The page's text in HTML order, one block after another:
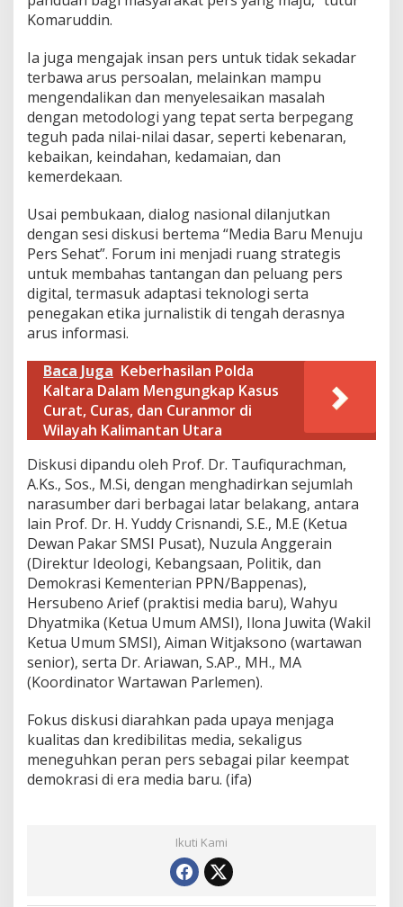
Komaruddin.
Ia juga mengajak insan pers untuk tidak sekadar
terbawa arus persoalan, melainkan mampu
mengendalikan dan menyelesaikan masalah
dengan metodologi yang tepat serta berpegang
teguh pada nilai-nilai dasar, seperti kebenaran,
kebaikan, keindahan, kedamaian, dan
kemerdekaan.
Usai pembukaan, dialog nasional dilanjutkan
dengan sesi diskusi bertema “Media Baru Menuju
Pers Sehat”. Forum ini menjadi ruang strategis
untuk membahas tantangan dan peluang pers
digital, termasuk adaptasi teknologi serta
penegakan etika jurnalistik di tengah derasnya
arus informasi.
Baca Juga Keberhasilan Polda
Kaltara Dalam Mengungkap Kasus
Curat, Curas, dan Curanmor di
Wilayah Kalimantan Utara
Diskusi dipandu oleh Prof. Dr. Taufiqurachman,
A.Ks., Sos., M.Si, dengan menghadirkan sejumlah
narasumber dari berbagai latar belakang, antara
lain Prof. Dr. H. Yuddy Crisnandi, S.E., M.E (Ketua
Dewan Pakar SMSI Pusat), Nuzula Anggerain
(Direktur Ideologi, Kebangsaan, Politik, dan
Demokrasi Kementerian PPN/Bappenas),
Hersubeno Arief (praktisi media baru), Wahyu
Dhyatmika (Ketua Umum AMSI), Ilona Juwita (Wakil
Ketua Umum SMSI), Aiman Witjaksono (wartawan
senior), serta Dr. Ariawan, S.AP., MH., MA
(Koordinator Wartawan Parlemen).
Fokus diskusi diarahkan pada upaya menjaga
kualitas dan kredibilitas media, sekaligus
meneguhkan peran pers sebagai pilar keempat
demokrasi di era media baru. (ifa)
Ikuti Kami